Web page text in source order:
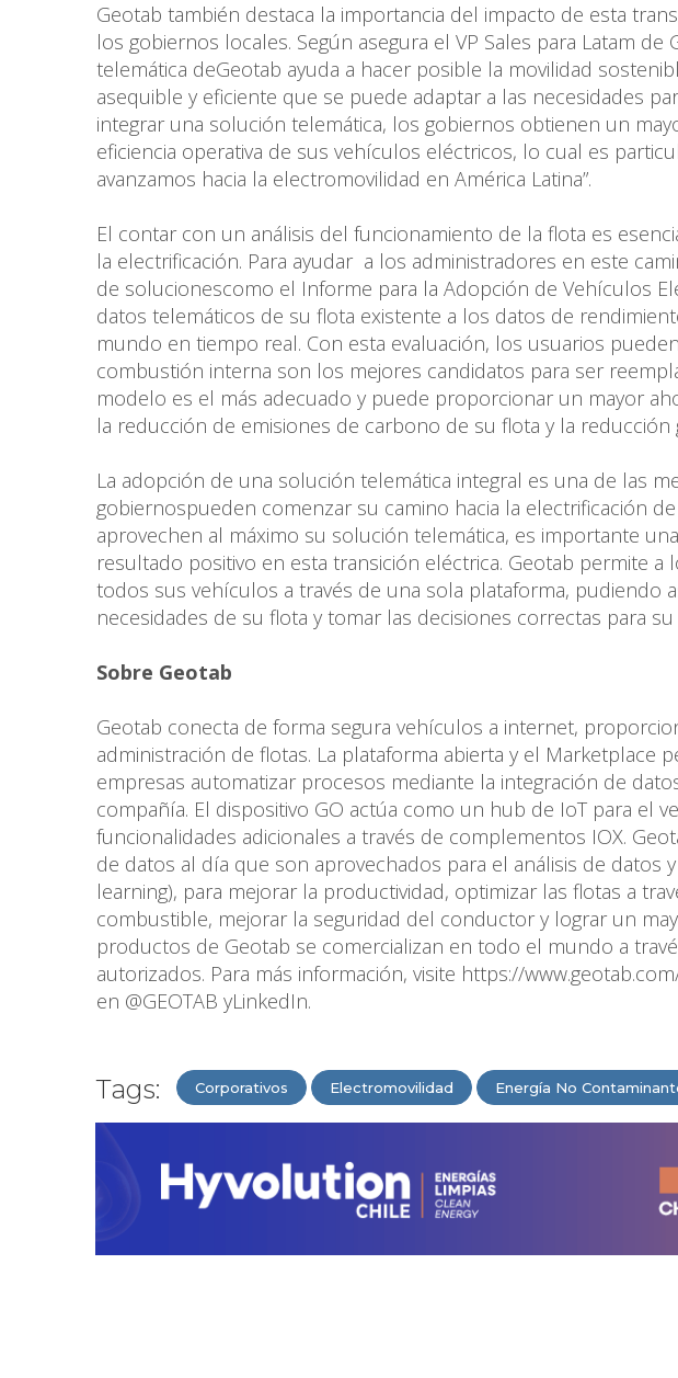
Geotab también destaca la importancia del impacto de esta
los gobiernos locales. Según asegura el VP Sales para Latam de
telemática deGeotab ayuda a hacer posible la movilidad
asequible y eficiente que se puede adaptar a las necesidades
integrar una solución telemática, los gobiernos obtienen un
eficiencia operativa de sus vehículos eléctricos, lo cual es
avanzamos hacia la electromovilidad en América Latina”.
El contar con un análisis del funcionamiento de la flota es
la electrificación. Para ayudar a los administradores en este
de solucionescomo el Informe para la Adopción de Vehículos
datos telemáticos de su flota existente a los datos de
mundo en tiempo real. Con esta evaluación, los usuarios
combustión interna son los mejores candidatos para ser
modelo es el más adecuado y puede proporcionar un mayor
la reducción de emisiones de carbono de su flota y la reducción
La adopción de una solución telemática integral es una de las
gobiernospueden comenzar su camino hacia la electrificación
aprovechen al máximo su solución telemática, es importante
resultado positivo en esta transición eléctrica. Geotab permite
todos sus vehículos a través de una sola plataforma, pudiendo
necesidades de su flota y tomar las decisiones correctas para su
Sobre Geotab
Geotab conecta de forma segura vehículos a internet,
administración de flotas. La plataforma abierta y el Marketplace
empresas automatizar procesos mediante la integración de
compañía. El dispositivo GO actúa como un hub de IoT para el
funcionalidades adicionales a través de complementos IOX.
de datos al día que son aprovechados para el análisis de datos
learning), para mejorar la productividad, optimizar las flotas a
combustible, mejorar la seguridad del conductor y lograr un
productos de Geotab se comercializan en todo el mundo a
autorizados. Para más información, visite https://
en @GEOTAB yLinkedIn.
Tags: Corporativos Electromovilidad Energía No